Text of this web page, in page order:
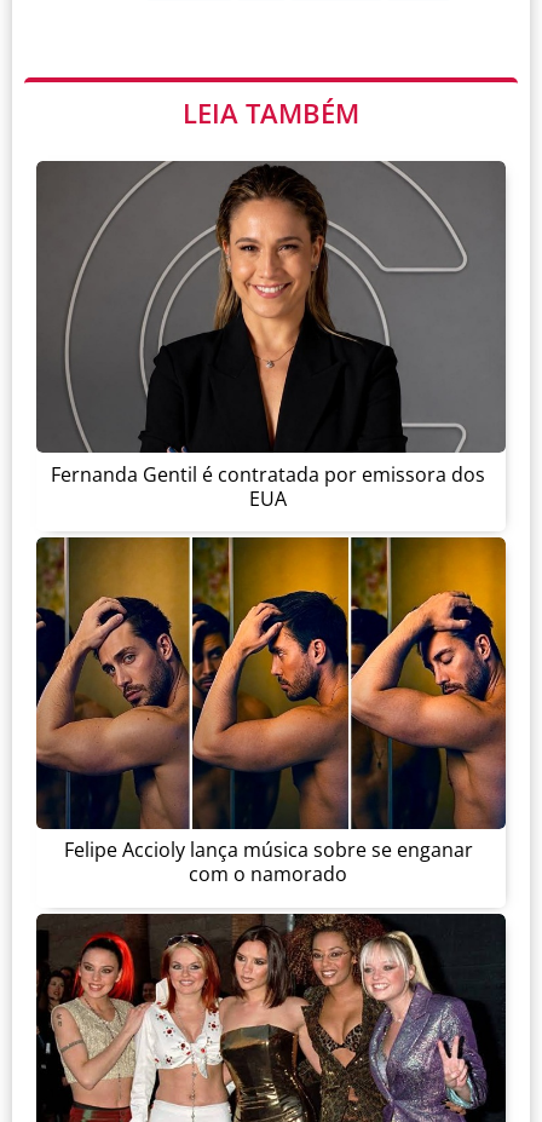
LEIA TAMBÉM
Fernanda Gentil é contratada por emissora dos
EUA
Felipe Accioly lança música sobre se enganar
com o namorado